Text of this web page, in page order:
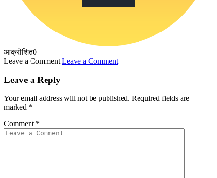
आक्रोशित0
Leave a Comment Leave a Comment
Leave a Reply
Your email address will not be published. Required fields are
marked *
Comment *